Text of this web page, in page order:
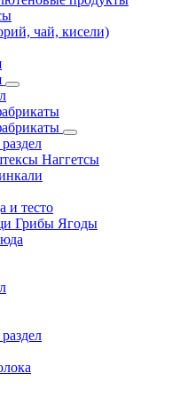
чай, кисели)
Наггетсы
и тесто
Грибы Ягоды